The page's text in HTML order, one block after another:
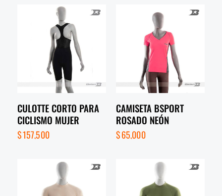
CULOTTE CORTO PARA
CICLISMO MUJER
$157,500
CAMISETA BSPORT
ROSADO NEÓN
$65,000